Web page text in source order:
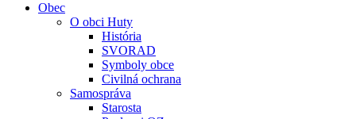
Obec
O obci Huty
História
SVORAD
Symboly obce
Civilná ochrana
Samospráva
Starosta